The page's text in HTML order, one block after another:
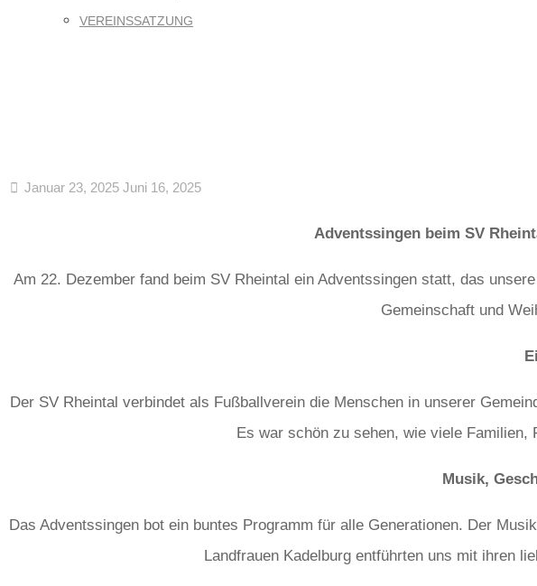
VEREINSSATZUNG
Januar 23, 2025Juni 16, 2025
Adventssingen beim SV
Am 22. Dezember fand beim SV Rheintal ein Adventssingen statt, das
Gemeinschaft und
Der SV Rheintal verbindet als Fußballverein die Menschen in unserer
Es war schön zu sehen, wie viele Familien,
Musik,
Das Adventssingen bot ein buntes Programm für alle Generationen. Der
Landfrauen Kadelburg entführten uns mit ihren